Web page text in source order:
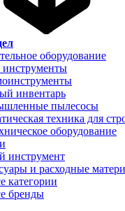
оборудование
инвентарь
пылесосы
техника для
оборудование
инструмент
и расходные
категории
бренды